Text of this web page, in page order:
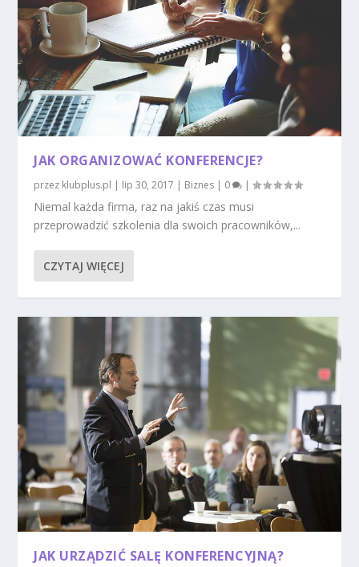
JAK ORGANIZOWAĆ KONFERENCJE?
przez klubplus.pl | lip 30, 2017 | Biznes | 0 |
Niemal każda firma, raz na jakiś czas musi
przeprowadzić szkolenia dla swoich pracowników,...
CZYTAJ WIĘCEJ
JAK URZĄDZIĆ SALĘ KONFERENCYJNĄ?